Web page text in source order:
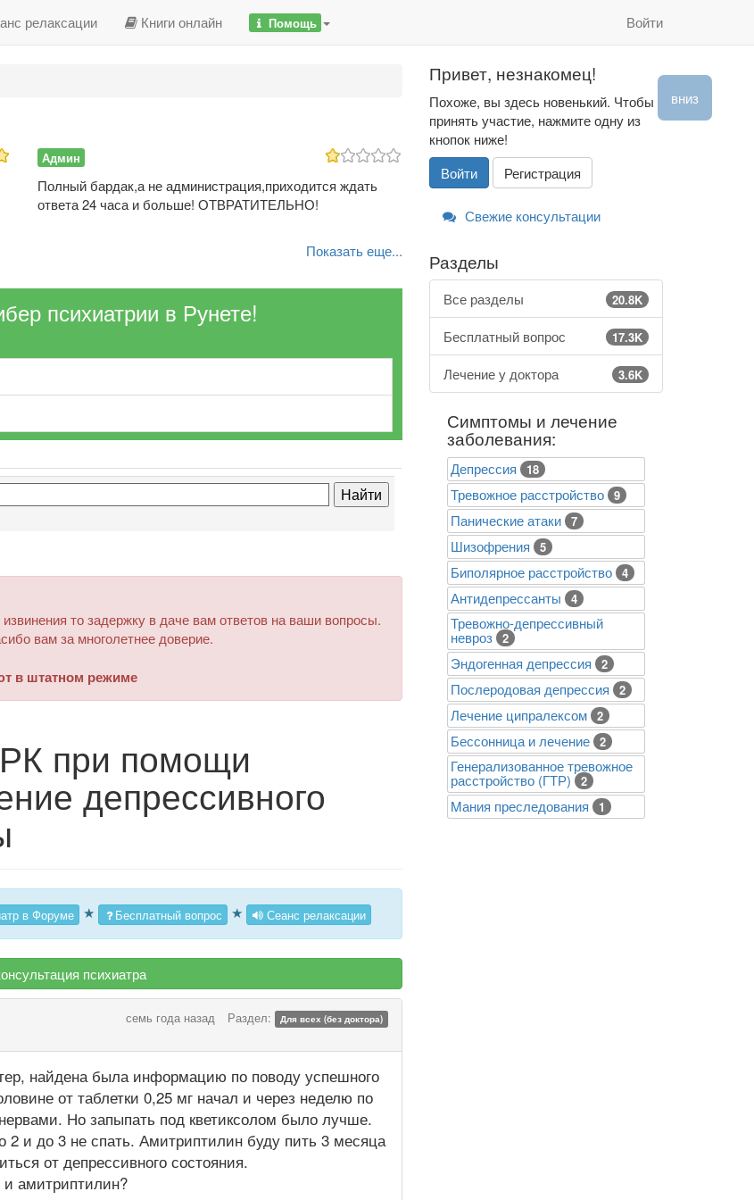
релаксации Книги онлайн Помощь Войти
Админ
Полный бардак,а не администрация,приходится ждать
ответа 24 часа и больше! ОТВРАТИТЕЛЬНО!
Показать еще...
психиатрии в Рунете!
то задержку в даче вам ответов на ваши вопросы.
вам за многолетнее доверие.
в штатном режиме
при помощи
депрессивного
вниз
в Форуме ★ Бесплатный вопрос ★ Сеанс релаксации
психиатра
семь года назад Раздел: Для всех (без доктора)
найдена была информацию по поводу успешного
от таблетки 0,25 мг начал и через неделю по
Но запыпать под кветиксолом было лучше.
и до 3 не спать. Амитриптилин буду пить 3 месяца
от депрессивного состояния.
и амитриптилин?
Привет, незнакомец!
Похоже, вы здесь новенький. Чтобы
принять участие, нажмите одну из
кнопок ниже!
Войти
Регистрация
Свежие консультации
Разделы
Все разделы 20.8K
Бесплатный вопрос 17.3K
Лечение у доктора 3.6K
Симптомы и лечение
заболевания:
Депрессия 18
Тревожное расстройство 9
Панические атаки 7
Шизофрения 5
Биполярное расстройство 4
Антидепрессанты 4
Тревожно-депрессивный
невроз 2
Эндогенная депрессия 2
Послеродовая депрессия 2
Лечение ципралексом 2
Бессонница и лечение 2
Генерализованное тревожное
расстройство (ГТР) 2
Mания преследования 1